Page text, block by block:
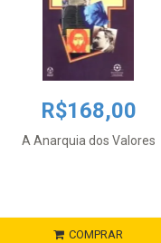
R$168,00
A Anarquia dos Valores
COMPRAR